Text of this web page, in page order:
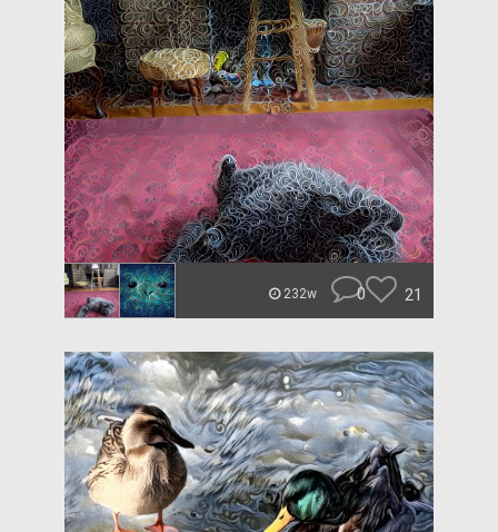
232w 0 21